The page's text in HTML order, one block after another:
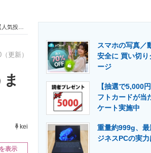
経営リーダーのコミュニティ マーケ×ITの
製造業のIT導入・活用を支援
エネルギーの専門メディア 建設×テクノ
施中】
更新）
kei
表示
スマホの写真／
安全に 買い切
ージ
【抽選で5,000
フトカードが当
ケート実施中
重量約999g、
ジネスPCの実力